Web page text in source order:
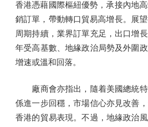
香港憑藉國際樞紐優勢，承接內地
銷訂單，帶動轉口貿易高增長。展
周期持續，業界訂單充足，出口增
年受高基數、地緣政治局勢及外圍
增速或溫和回落。
廠商會亦指出，隨着美國總統特
係進一步回穩，市場信心亦見改善
香港的貿易表現。不過，地緣政治